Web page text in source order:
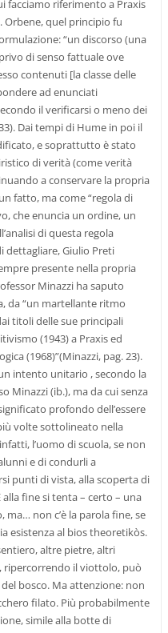
facciamo riferimento a Praxis
Orbene, quel principio fu
“un discorso (una
di senso fattuale ove
contenuti [la classe delle
ad enunciati
il verificarsi o meno dei
Dai tempi di Hume in poi il
e soprattutto è stato
di verità (come verità
a conservare la propria
fatto, ma come “regola di
che enuncia un ordine, un
di questa regola
dettagliare, Giulio Preti
presente nella propria
Minazzi ha saputo
da “un martellante ritmo
titoli delle sue principali
(1943) a Praxis ed
(1968)”(Minazzi, pag. 23).
intento unitario , secondo la
Minazzi (ib.), ma da cui senza
profondo dell’essere
volte sottolineato nella
l’uomo di scuola, se non
e di condurli a
punti di vista, alla scoperta di
fine si tenta – certo – una
non c’è la parola fine, se
esistenza al bios theoretikòs.
altre pietre, altri
ripercorrendo il viottolo, può
bosco. Ma attenzione: non
filato. Più probabilmente
simile alla botte di